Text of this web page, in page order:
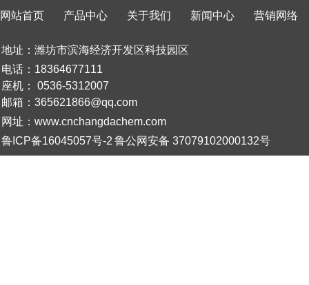
网站首页 产品中心 关于我们 新闻中心 营销网络
地址：潍坊市滨海经济开发区科技园区
电话：18364677111
座机：
0536-5312007
邮箱：365621866@qq.com
网址：www.cnchangdachem.com
鲁ICP备16045057号-2 鲁公网安备 37079102000132号